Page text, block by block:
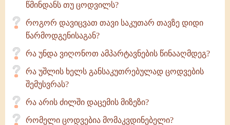
წმინდანს თუ ცოდვილს?
როგორ დავიცვათ თავი საკუთარ თავზე დიდი
წარმოდგენისაგან?
რა უნდა ვიღონოთ ამპარტავნების წინააღმდეგ?
რა უშლის ხელს განსაკუთრებულად ცოდვების
შემუსვრას?
რა არის ძილში დაცემის მიზეზი?
რომელი ცოდვებია მომაკვდინებელი?